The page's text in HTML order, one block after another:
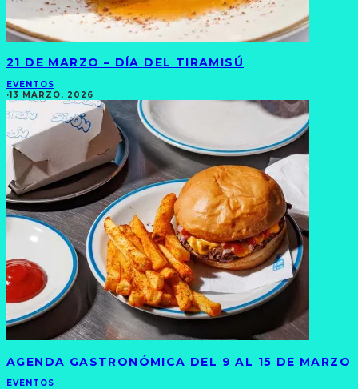
21 DE MARZO – DÍA DEL TIRAMISÚ
EVENTOS
·13 MARZO, 2026
AGENDA GASTRONÓMICA DEL 9 AL 15 DE MARZO
EVENTOS